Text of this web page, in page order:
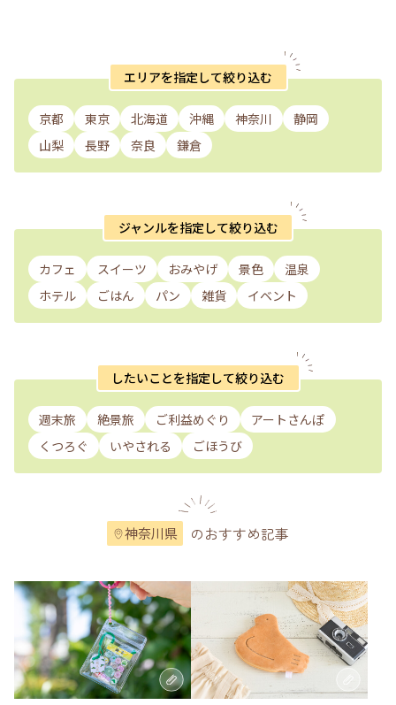
エリアを指定して絞り込む
京都 東京 北海道 沖縄 神奈川
静岡
山梨
長野 奈良 鎌倉
ジャンルを指定して絞り込む
カフェ スイーツ おみやげ 景色
温泉
ホテル
ごはん パン 雑貨 イベント
したいことを指定して絞り込む
週末旅 絶景旅 ご利益めぐり
アートさんぽ
くつろぐ
いやされる ごほうび
神奈川県 のおすすめ記事